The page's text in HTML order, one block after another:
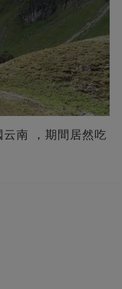
南 ，期間居然吃